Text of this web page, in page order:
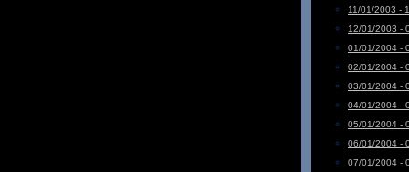
11/01/2003 -
12/01/2003 -
01/01/2004 -
02/01/2004 -
03/01/2004 -
04/01/2004 -
05/01/2004 -
06/01/2004 -
07/01/2004 -